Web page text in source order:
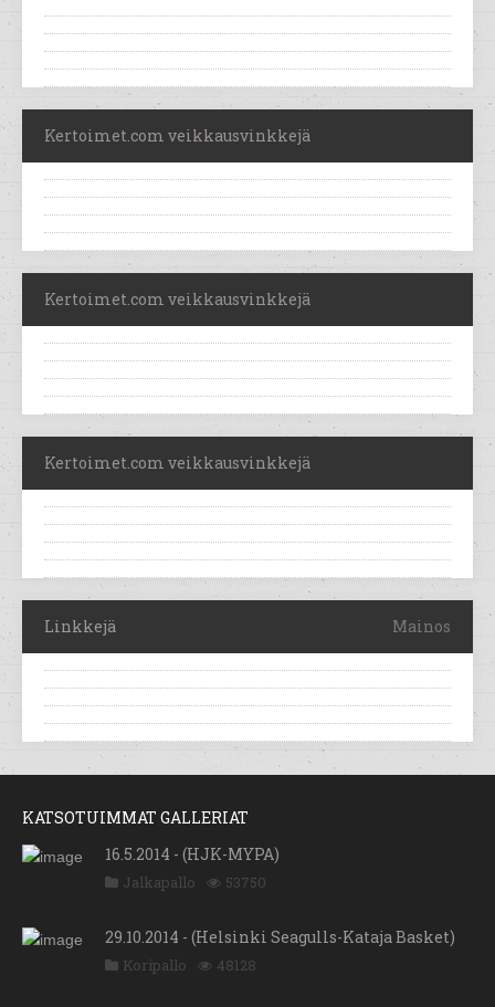
Kertoimet.com veikkausvinkkejä
Kertoimet.com veikkausvinkkejä
Kertoimet.com veikkausvinkkejä
Linkkejä Mainos
KATSOTUIMMAT GALLERIAT
16.5.2014 - (HJK-MYPA)
Jalkapallo 53750
29.10.2014 - (Helsinki Seagulls-Kataja Basket)
Koripallo 48128